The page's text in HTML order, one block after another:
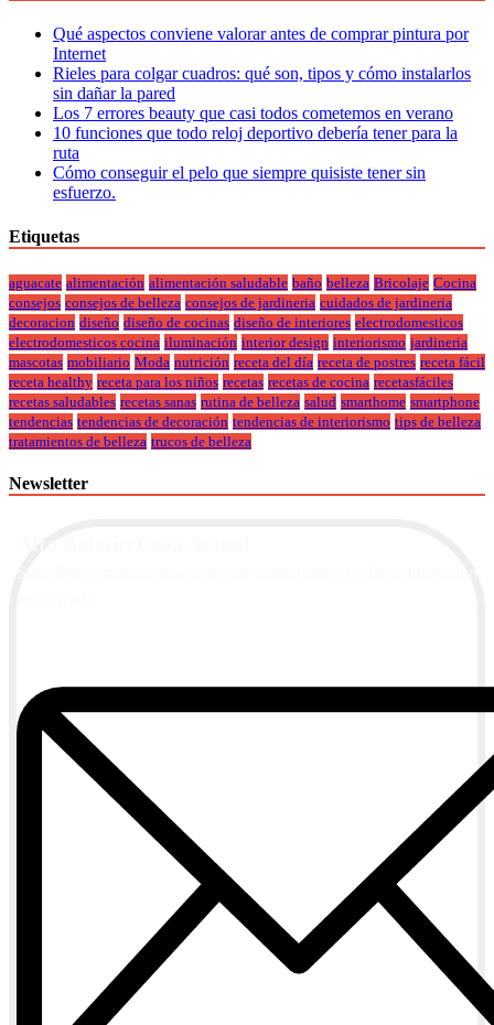
Qué aspectos conviene valorar antes de comprar pintura por
Internet
Rieles para colgar cuadros: qué son, tipos y cómo instalarlos
sin dañar la pared
Los 7 errores beauty que casi todos cometemos en verano
10 funciones que todo reloj deportivo debería tener para la
ruta
Cómo conseguir el pelo que siempre quisiste tener sin
esfuerzo.
Etiquetas
aguacate alimentación alimentación saludable baño belleza Bricolaje Cocina
consejos consejos de belleza consejos de jardineria cuidados de jardineria
decoracion diseño diseño de cocinas diseño de interiores electrodomesticos
electrodomesticos cocina iluminación interior design interiorismo jardineria
mascotas mobiliario Moda nutrición receta del día receta de postres receta fácil
receta healthy receta para los niños recetas recetas de cocina recetasfáciles
recetas saludables recetas sanas rutina de belleza salud smarthome smartphone
tendencias tendencias de decoración tendencias de interiorismo tips de belleza
tratamientos de belleza trucos de belleza
Newsletter